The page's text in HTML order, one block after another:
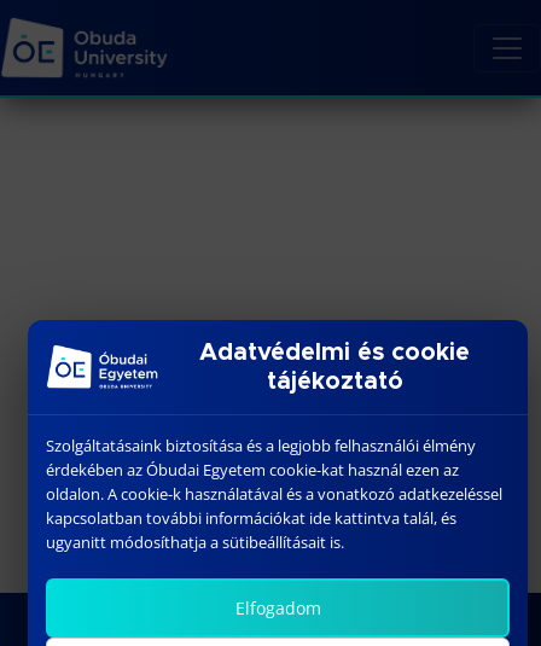
Adatvédelmi és cookie
tájékoztató
Szolgáltatásaink biztosítása és a legjobb felhasználói élmény
érdekében az Óbudai Egyetem cookie-kat használ ezen az
oldalon. A cookie-k használatával és a vonatkozó adatkezeléssel
kapcsolatban további információkat ide kattintva talál, és
ugyanitt módosíthatja a sütibeállításait is.
Elfogadom